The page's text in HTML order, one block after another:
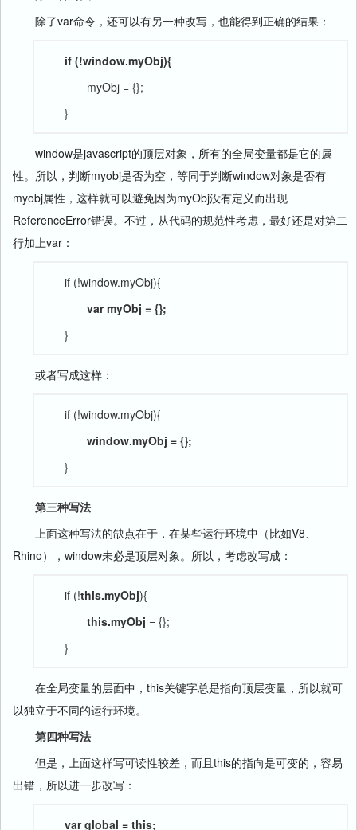
除了var命令，还可以有另一种改写，也能得到正确的结果：
if (!window.myObj){
myObj = {};
}
window是javascript的顶层对象，所有的全局变量都是它的属
性。所以，判断myobj是否为空，等同于判断window对象是否有
myobj属性，这样就可以避免因为myObj没有定义而出现
ReferenceError错误。不过，从代码的规范性考虑，最好还是对第二
行加上var：
if (!window.myObj){
var myObj = {};
}
或者写成这样：
if (!window.myObj){
window.myObj = {};
}
第三种写法
上面这种写法的缺点在于，在某些运行环境中（比如V8、
Rhino），window未必是顶层对象。所以，考虑改写成：
if (!this.myObj){
this.myObj = {};
}
在全局变量的层面中，this关键字总是指向顶层变量，所以就可
以独立于不同的运行环境。
第四种写法
但是，上面这样写可读性较差，而且this的指向是可变的，容易
出错，所以进一步改写：
var global = this;